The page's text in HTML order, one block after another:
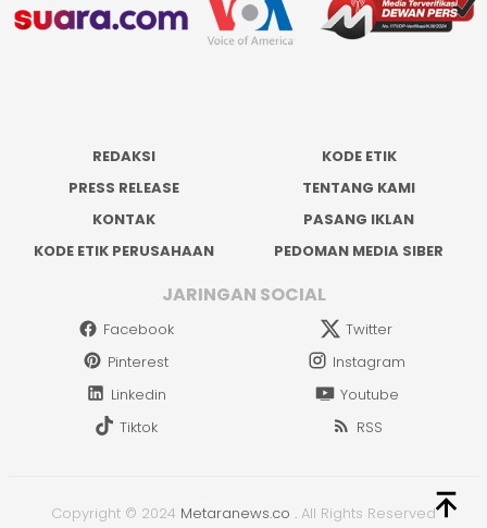
REDAKSI
KODE ETIK
PRESS RELEASE
TENTANG KAMI
KONTAK
PASANG IKLAN
KODE ETIK PERUSAHAAN
PEDOMAN MEDIA SIBER
JARINGAN SOCIAL
Facebook
Twitter
Pinterest
Instagram
Linkedin
Youtube
Tiktok
RSS
Copyright © 2024 Metaranews.co . All Rights Reserved